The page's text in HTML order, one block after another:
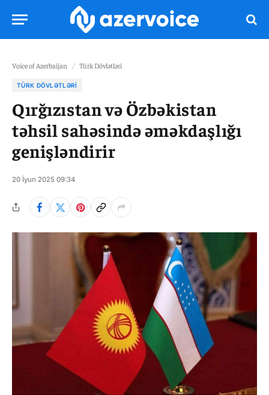
Voice of Azerbaijan / Türk Dövlətləri
TÜRK DÖVLƏTLƏRI
Qırğızıstan və Özbəkistan
təhsil sahəsində əməkdaşlığı
genişləndirir
20 İyun 2025 09:34